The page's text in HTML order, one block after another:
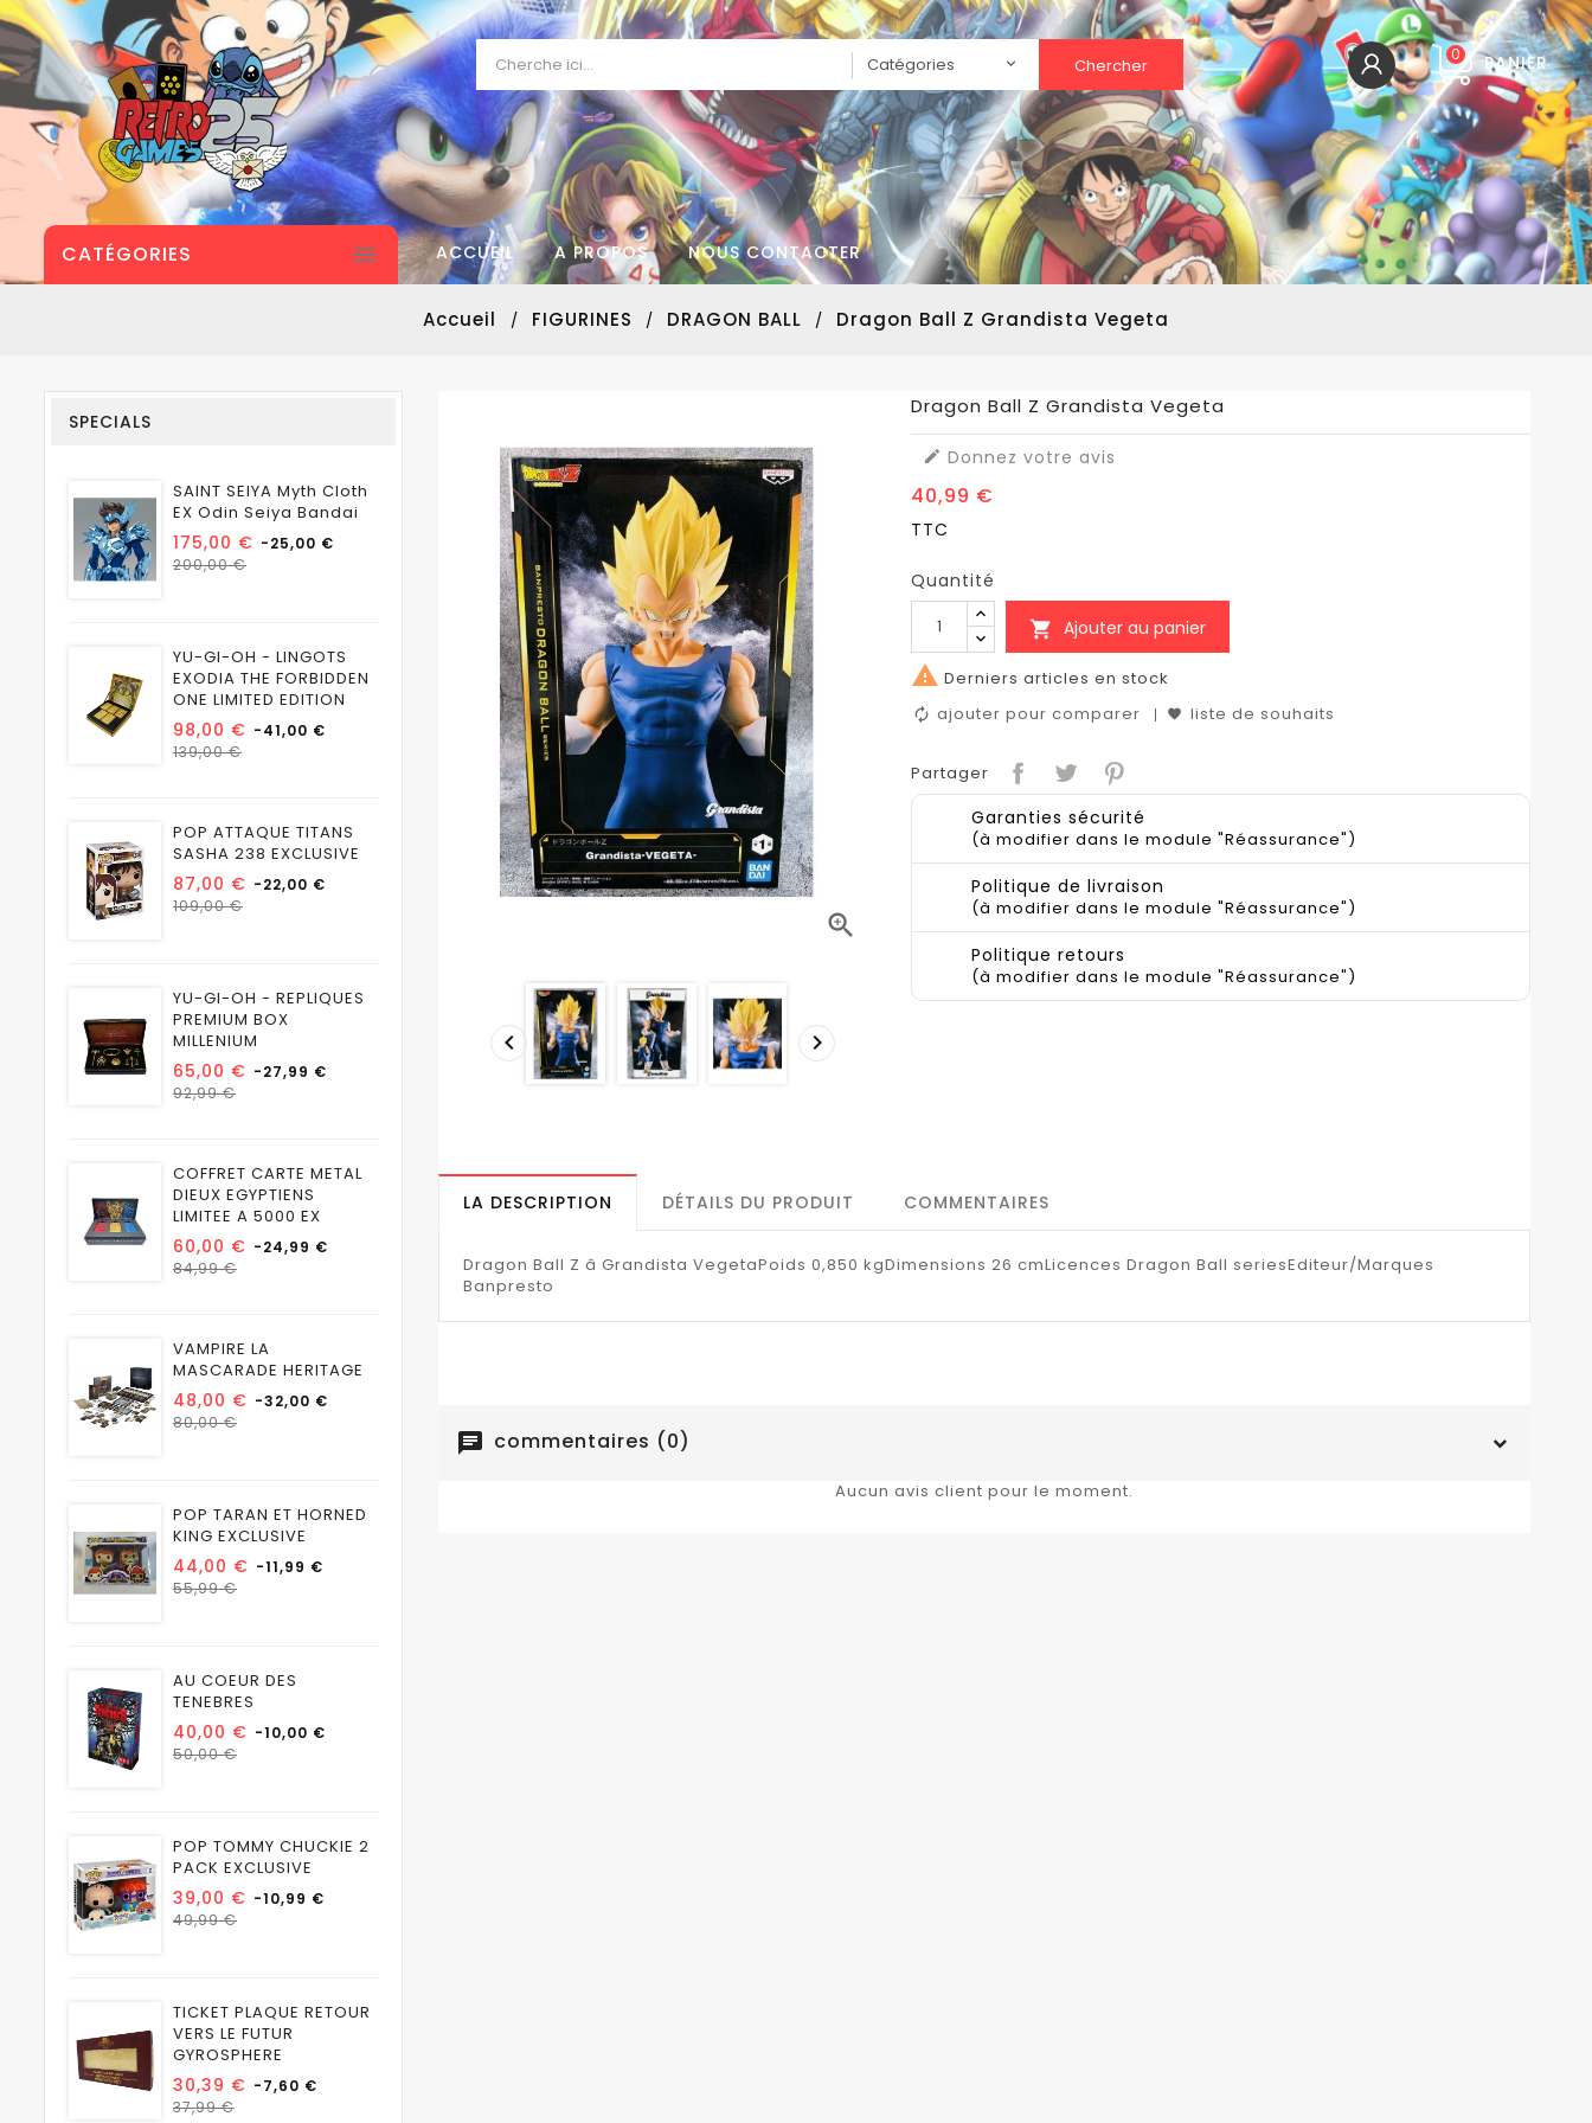
PANIER
0
Chercher
CATÉGORIES  ACCUEIL A PROPOS NOUS CONTACTER
Accueil FIGURINES DRAGON BALL Dragon Ball Z Grandista Vegeta
SPECIALS
SAINT SEIYA Myth Cloth
EX Odin Seiya Bandai
175,00 € Prix
-25,00 €
200,00 €Prix
YU-GI-OH - LINGOTS
EXODIA THE FORBIDDEN
ONE LIMITED EDITION
98,00 € Prix
-41,00 €
139,00 €Prix
POP ATTAQUE TITANS
SASHA 238 EXCLUSIVE
87,00 € Prix
-22,00 €
109,00 €Prix
YU-GI-OH - REPLIQUES
PREMIUM BOX
MILLENIUM
65,00 € Prix
-27,99 €
92,99 €Prix
COFFRET CARTE METAL
DIEUX EGYPTIENS
LIMITEE A 5000 EX
60,00 € Prix
-24,99 €
84,99 €Prix
VAMPIRE LA
MASCARADE HERITAGE
48,00 € Prix
-32,00 €
80,00 €Prix
POP TARAN ET HORNED
KING EXCLUSIVE
44,00 € Prix
-11,99 €
55,99 €Prix
AU COEUR DES
TENEBRES
40,00 € Prix
-10,00 €
50,00 €Prix
POP TOMMY CHUCKIE 2
PACK EXCLUSIVE
39,00 € Prix
-10,99 €
49,99 €Prix
TICKET PLAQUE RETOUR
VERS LE FUTUR
GYROSPHERE
30,39 € Prix
-7,60 €
37,99 €Prix

 
Dragon Ball Z Grandista Vegeta
 Donnez votre avis
40,99 €
TTC
Quantité
 Ajouter au panier
 Derniers articles en stock
ajouter pour comparer
liste de souhaits
Partager
Garanties sécurité
(à modifier dans le module "Réassurance")
Politique de livraison
(à modifier dans le module "Réassurance")
Politique retours
(à modifier dans le module "Réassurance")
LA DESCRIPTION DÉTAILS DU PRODUIT COMMENTAIRES
Dragon Ball Z â Grandista VegetaPoids 0,850 kgDimensions 26 cmLicences Dragon Ball seriesEditeur/Marques
Banpresto
chat commentaires (0)
Aucun avis client pour le moment.